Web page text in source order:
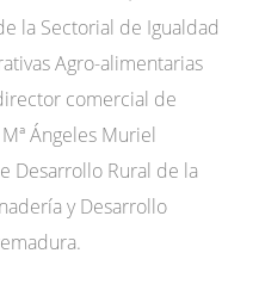
la Sectorial de Igualdad
Agro-alimentarias
comercial de
Ángeles Muriel
Desarrollo Rural de la
y Desarrollo